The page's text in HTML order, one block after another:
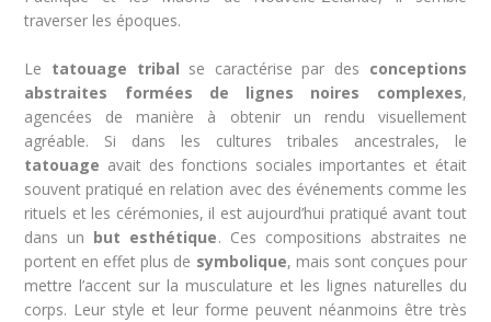
traverser les époques.
Le tatouage tribal se caractérise par des conceptions
abstraites formées de lignes noires complexes,
agencées de manière à obtenir un rendu visuellement
agréable. Si dans les cultures tribales ancestrales, le
tatouage avait des fonctions sociales importantes et était
souvent pratiqué en relation avec des événements comme les
rituels et les cérémonies, il est aujourd’hui pratiqué avant tout
dans un but esthétique. Ces compositions abstraites ne
portent en effet plus de symbolique, mais sont conçues pour
mettre l’accent sur la musculature et les lignes naturelles du
corps. Leur style et leur forme peuvent néanmoins être très